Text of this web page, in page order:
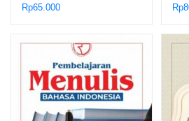
Sosial – Edi Saputra
Rp65.000 Rp